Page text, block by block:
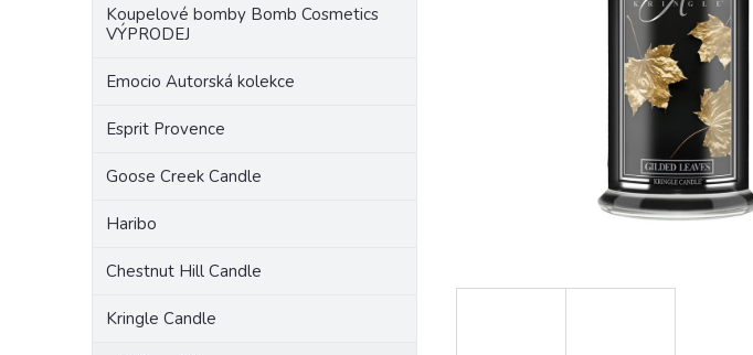
Koupelové bomby Bomb Cosmetics
VÝPRODEJ
Emocio Autorská kolekce
Esprit Provence
Goose Creek Candle
Haribo
Chestnut Hill Candle
Kringle Candle
hvězdiček.